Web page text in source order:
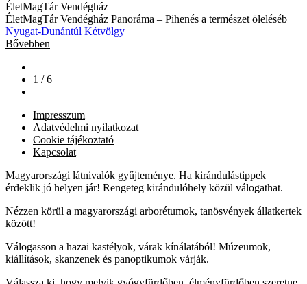
ÉletMagTár Vendégház
ÉletMagTár Vendégház Panoráma – Pihenés a természet öleléséb
Nyugat-Dunántúl Kétvölgy
Bővebben
1 / 6
Impresszum
Adatvédelmi nyilatkozat
Cookie tájékoztató
Kapcsolat
Magyarországi látnivalók gyűjteménye. Ha kirándulástippek
érdeklik jó helyen jár! Rengeteg kirándulóhely közül válogathat.
Nézzen körül a magyarországi arborétumok, tanösvények állatkertek
között!
Válogasson a hazai kastélyok, várak kínálatából! Múzeumok,
kiállítások, skanzenek és panoptikumok várják.